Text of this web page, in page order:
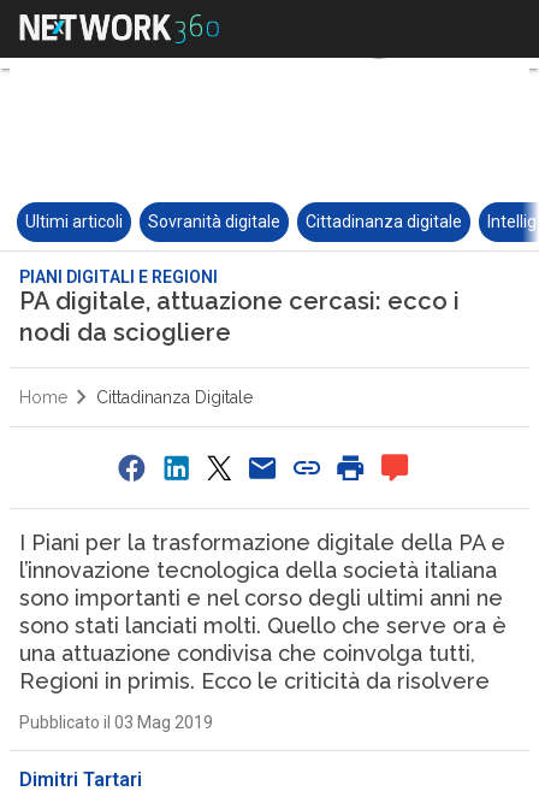
Ultimi articoli Sovranità digitale Cittadinanza digitale
PIANI DIGITALI E REGIONI
PA digitale, attuazione cercasi: ecco i
nodi da sciogliere
Home Cittadinanza Digitale
I Piani per la trasformazione digitale della PA e
l’innovazione tecnologica della società italiana
sono importanti e nel corso degli ultimi anni ne
sono stati lanciati molti. Quello che serve ora è
una attuazione condivisa che coinvolga tutti,
Regioni in primis. Ecco le criticità da risolvere
Pubblicato il 03 Mag 2019
Dimitri Tartari